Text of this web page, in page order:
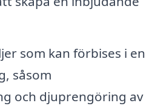
som kan förbises i en
såsom
och djuprengöring av